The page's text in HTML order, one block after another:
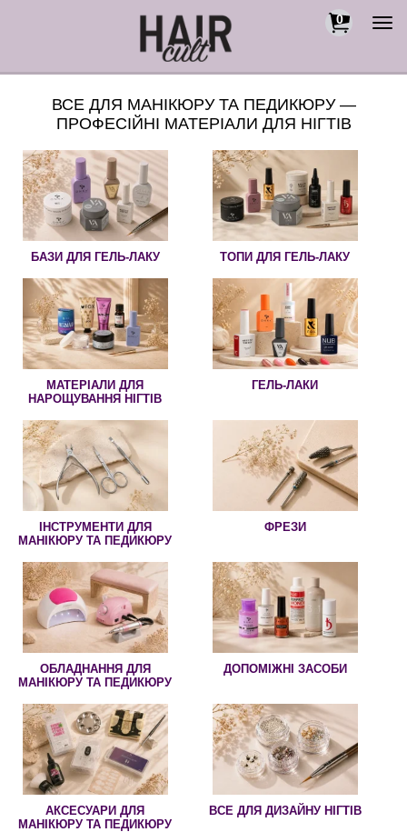
0
ВСЕ ДЛЯ МАНІКЮРУ ТА ПЕДИКЮРУ —
ПРОФЕСІЙНІ МАТЕРІАЛИ ДЛЯ НІГТІВ
БАЗИ ДЛЯ ГЕЛЬ-ЛАКУ ТОПИ ДЛЯ ГЕЛЬ-ЛАКУ
МАТЕРІАЛИ ДЛЯ
НАРОЩУВАННЯ НІГТІВ
ГЕЛЬ-ЛАКИ
ІНСТРУМЕНТИ ДЛЯ
МАНІКЮРУ ТА ПЕДИКЮРУ
ФРЕЗИ
ОБЛАДНАННЯ ДЛЯ
МАНІКЮРУ ТА ПЕДИКЮРУ
ДОПОМІЖНІ ЗАСОБИ
АКСЕСУАРИ ДЛЯ
МАНІКЮРУ ТА ПЕДИКЮРУ
ВСЕ ДЛЯ ДИЗАЙНУ НІГТІВ